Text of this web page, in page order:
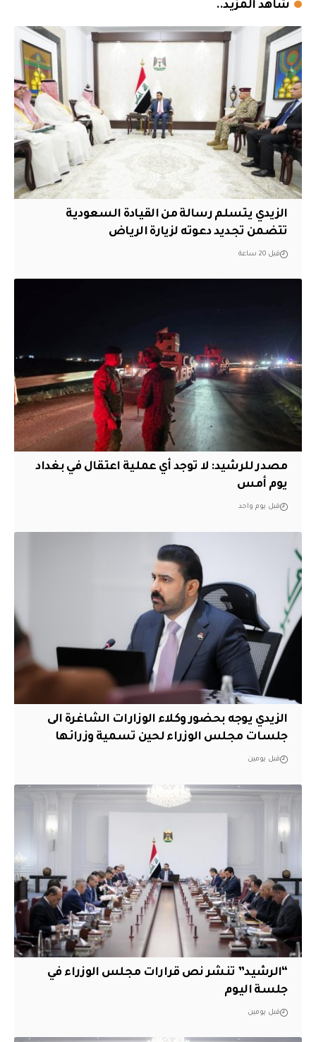
شاهد المزيد..
الزيدي يتسلم رسالة من القيادة السعودية
تتضمن تجديد دعوته لزيارة الرياض
قبل 20 ساعة
مصدر للرشيد: لا توجد أي عملية اعتقال في بغداد
يوم أمس
قبل يوم واحد
الزيدي يوجه بحضور وكلاء الوزارات الشاغرة الى
جلسات مجلس الوزراء لحين تسمية وزرائها
قبل يومين
“الرشيد” تنشر نص قرارات مجلس الوزراء في
جلسة اليوم
قبل يومين